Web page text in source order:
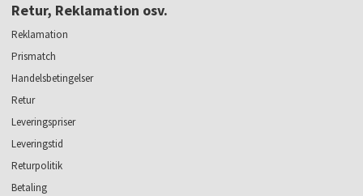
Retur, Reklamation osv.
Reklamation
Prismatch
Handelsbetingelser
Retur
Leveringspriser
Leveringstid
Returpolitik
Betaling